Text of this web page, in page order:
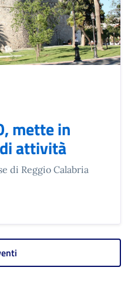
mette in
attività
di Reggio Calabria
METTE IN MOSTRA 12